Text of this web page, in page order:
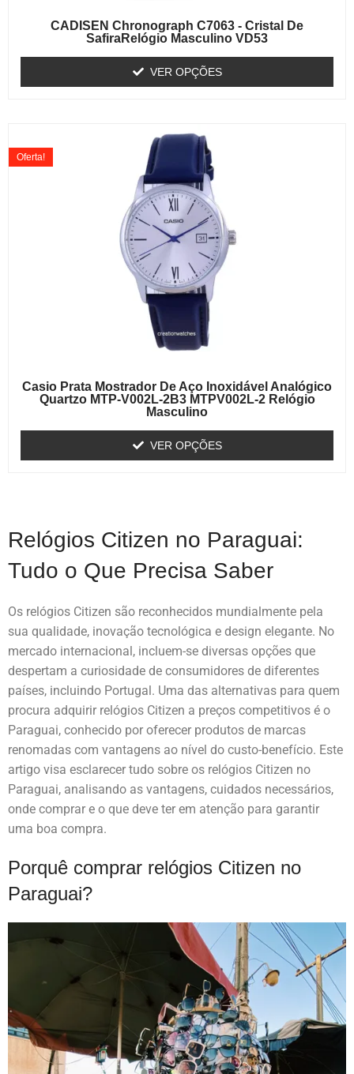
CADISEN Chronograph C7063 - Cristal De
SafiraRelógio Masculino VD53
VER OPÇÕES
Casio Prata Mostrador De Aço Inoxidável Analógico
Quartzo MTP-V002L-2B3 MTPV002L-2 Relógio
Masculino
Oferta!
VER OPÇÕES
Relógios Citizen no Paraguai:
Tudo o Que Precisa Saber
Os relógios Citizen são reconhecidos mundialmente pela
sua qualidade, inovação tecnológica e design elegante. No
mercado internacional, incluem-se diversas opções que
despertam a curiosidade de consumidores de diferentes
países, incluindo Portugal. Uma das alternativas para quem
procura adquirir relógios Citizen a preços competitivos é o
Paraguai, conhecido por oferecer produtos de marcas
renomadas com vantagens ao nível do custo-benefício. Este
artigo visa esclarecer tudo sobre os relógios Citizen no
Paraguai, analisando as vantagens, cuidados necessários,
onde comprar e o que deve ter em atenção para garantir
uma boa compra.
Porquê comprar relógios Citizen no
Paraguai?